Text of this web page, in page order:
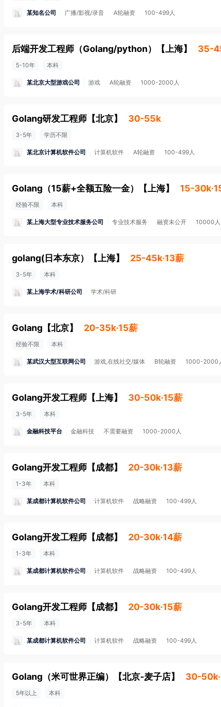
某知名公司 广播/影视/录音 A轮融资 100-499人
后端开发工程师（Golang/python） 【 上海】 35-
5-10年 本科
某北京大型游戏公司 游戏 A轮融资 1000-2000人
Golang研发工程师 【北京】 30-55k
3-5年 学历不限
某北京计算机软件公司 计算机软件 A轮融资 100-499人
Golang（15薪+全额五险一金） 【 上海】 15-
经验不限 本科
某上海大型专业技术服务公司 专业技术服务 融资未公开 10000
golang(日本东京） 【 上海】 25-45k·13薪
3-5年 本科
某上海学术/科研公司 学术/科研
Golang 【北京】 20-35k·15薪
经验不限 本科
某武汉大型互联网公司 游戏,在线社交/媒体 B轮融资 1000-2000
Golang开发工程师 【 上海】 30-50k·15薪
3-5年 本科
金融科技平台 金融科技 不需要融资 1000-2000人
Golang开发工程师 【成都】 20-30k·13薪
1-3年 本科
某成都计算机软件公司 计算机软件 战略融资 100-499人
Golang开发工程师 【成都】 20-30k·14薪
1-3年 本科
某成都计算机软件公司 计算机软件 战略融资 100-499人
Golang开发工程师 【成都】 20-30k·15薪
3-5年 本科
某成都计算机软件公司 计算机软件 战略融资 100-499人
Golang（米可世界正编） 【北京-麦子店】 30-
5年以上 本科